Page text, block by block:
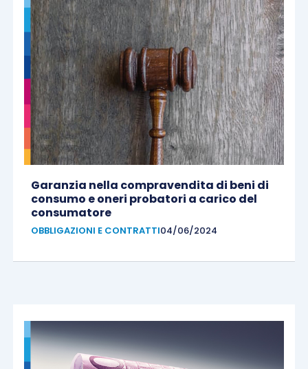
Garanzia nella compravendita di beni di
consumo e oneri probatori a carico del
consumatore
OBBLIGAZIONI E CONTRATTI04/06/2024